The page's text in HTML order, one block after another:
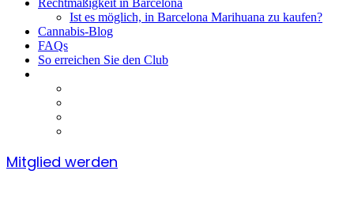
Ist es möglich, in Barcelona Marihuana zu kaufen?
Cannabis-Blog
FAQs
So erreichen Sie den Club
Mitglied werden